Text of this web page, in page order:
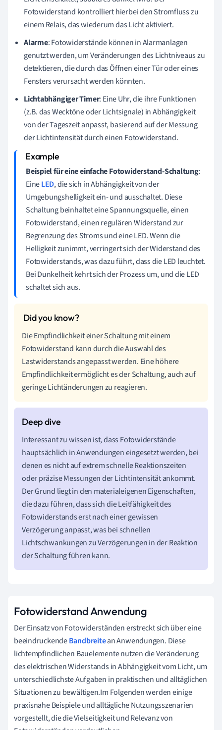
Fotowiderstand kontrolliert hierbei den Stromfluss zu
einem Relais, das wiederum das Licht aktiviert.
Alarme: Fotowiderstände können in Alarmanlagen
genutzt werden, um Veränderungen des Lichtniveaus zu
detektieren, die durch das Öffnen einer Tür oder eines
Fensters verursacht werden könnten.
Lichtabhängiger Timer: Eine Uhr, die ihre Funktionen
(z.B. das Wecktöne oder Lichtsignale) in Abhängigkeit
von der Tageszeit anpasst, basierend auf der Messung
der Lichtintensität durch einen Fotowiderstand.
Beispiel für eine einfache Fotowiderstand-Schaltung:
EineLED, die sich in Abhängigkeit von der
Umgebungshelligkeit ein- und ausschaltet. Diese
Schaltung beinhaltet eine Spannungsquelle, einen
Fotowiderstand, einen regulären Widerstand zur
Begrenzung des Stroms und eine LED. Wenn die
Helligkeit zunimmt, verringert sich der Widerstand des
Fotowiderstands, was dazu führt, dass die LED leuchtet.
Bei Dunkelheit kehrt sich der Prozess um, und die LED
schaltet sich aus.
Die Empfindlichkeit einer Schaltung mit einem
Fotowiderstand kann durch die Auswahl des
Lastwiderstands angepasst werden. Eine höhere
Empfindlichkeit ermöglicht es der Schaltung, auch auf
geringe Lichtänderungen zu reagieren.
Interessant zu wissen ist, dass Fotowiderstände
hauptsächlich in Anwendungen eingesetzt werden, bei
denen es nicht auf extrem schnelle Reaktionszeiten
oder präzise Messungen der Lichtintensität ankommt.
Der Grund liegt in den materialeigenen Eigenschaften,
die dazu führen, dass sich die Leitfähigkeit des
Fotowiderstands erst nach einer gewissen
Verzögerung anpasst, was bei schnellen
Lichtschwankungen zu Verzögerungen in der Reaktion
der Schaltung führen kann.
Fotowiderstand Anwendung
Der Einsatz von Fotowiderständen erstreckt sich über eine
beeindruckendeBandbreitean Anwendungen. Diese
lichtempfindlichen Bauelemente nutzen die Veränderung
des elektrischen Widerstands in Abhängigkeit vom Licht, um
unterschiedlichste Aufgaben in praktischen und alltäglichen
Situationen zu bewältigen.Im Folgenden werden einige
praxisnahe Beispiele und alltägliche Nutzungsszenarien
vorgestellt, die die Vielseitigkeit und Relevanz von